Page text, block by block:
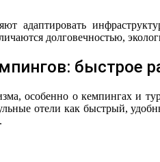
адаптировать
долговечностью,
быстрое
особенно о кемпингах и
отели как быстрый,